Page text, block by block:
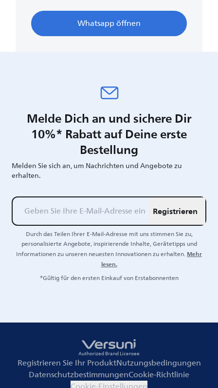
Whatsapp öffnen
Melde Dich an und sichere Dir
10%* Rabatt auf Deine erste
Bestellung
Melden Sie sich an, um Nachrichten und Angebote zu
erhalten.
Registrieren
Durch das Teilen Ihrer E-Mail-Adresse mit uns stimmen Sie zu,
personalisierte Angebote, inspirierende Inhalte, Gerätetipps und
Informationen zu unseren neuesten Innovationen zu erhalten.Mehr
lesen.
*Gültig für den ersten Einkauf von Erstabonnenten
Authorized Brand Licensee
Registrieren Sie Ihr ProduktNutzungsbedingungen
DatenschutzbestimmungenCookie-Richtlinie